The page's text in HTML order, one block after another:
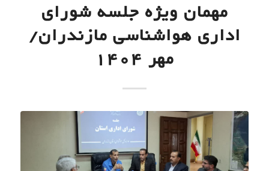
مهمان ویژه جلسه شورای
اداری هواشناسی مازندران/
مهر 1404